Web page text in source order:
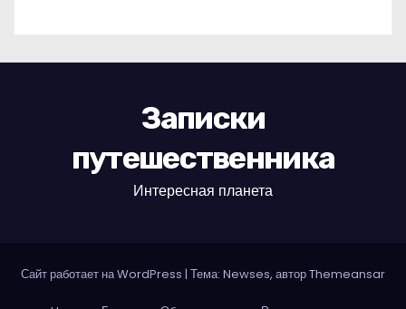
Записки
путешественника
Интересная планета
Сайт работает на WordPress | Тема: Newses, авторThemeansar